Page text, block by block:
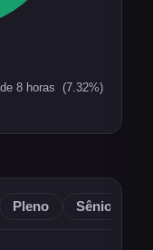
Pleno Sênior